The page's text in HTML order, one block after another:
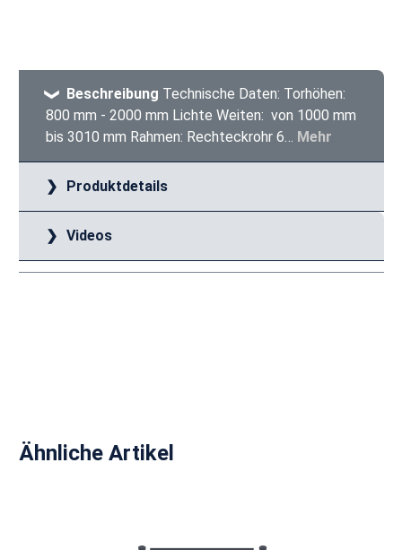
Beschreibung Technische Daten: Torhöhen:
800 mm - 2000 mm Lichte Weiten: von 1000 mm
bis 3010 mm Rahmen: Rechteckrohr 6… Mehr
Produktdetails
Videos
Produktgalerie überspringen
Ähnliche Artikel